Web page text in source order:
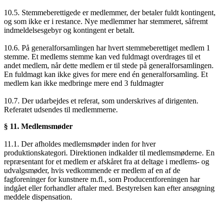
10.5. Stemmeberettigede er medlemmer, der betaler fuldt kontingent,
og som ikke er i restance. Nye medlemmer har stemmeret, såfremt
indmeldelsesgebyr og kontingent er betalt.
10.6. På generalforsamlingen har hvert stemmeberettiget medlem 1
stemme. Et medlems stemme kan ved fuldmagt overdrages til et
andet medlem, når dette medlem er til stede på generalforsamlingen.
En fuldmagt kan ikke gives for mere end én generalforsamling. Et
medlem kan ikke medbringe mere end 3 fuldmagter
10.7. Der udarbejdes et referat, som underskrives af dirigenten.
Referatet udsendes til medlemmerne.
§ 11. Medlemsmøder
11.1. Der afholdes medlemsmøder inden for hver
produktionskategori. Direktionen indkalder til medlemsmøderne. En
repræsentant for et medlem er afskåret fra at deltage i medlems- og
udvalgsmøder, hvis vedkommende er medlem af en af de
fagforeninger for kunstnere m.fl., som Producentforeningen har
indgået eller forhandler aftaler med. Bestyrelsen kan efter ansøgning
meddele dispensation.